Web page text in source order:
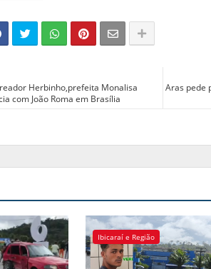
Aras pede
Herbinho,prefeita Monalisa
com João Roma em Brasília
Ibicaraí e Região